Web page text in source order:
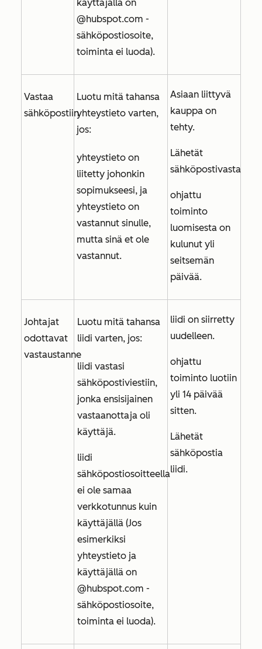
käyttäjällä on
@hubspot.com -
sähköpostiosoite,
toiminta ei luoda).
Vastaa
sähköpostiin
Luotu mitä tahansa
yhteystieto varten,
jos:
yhteystieto on
liitetty johonkin
sopimukseesi, ja
yhteystieto on
vastannut sinulle,
mutta sinä et ole
vastannut.
Asiaan liittyvä
kauppa on
tehty.
Lähetät
ohjattu
toiminto
luomisesta on
kulunut yli
seitsemän
päivää.
Johtajat
odottavat
vastaustanne
Luotu mitä tahansa
liidi varten, jos:
liidi vastasi
sähköpostiviestiin,
jonka ensisijainen
vastaanottaja oli
käyttäjä.
liidi
sähköpostiosoitteella
ei ole samaa
verkkotunnus kuin
käyttäjällä (Jos
esimerkiksi
yhteystieto ja
käyttäjällä on
@hubspot.com -
sähköpostiosoite,
toiminta ei luoda).
liidi on siirretty
uudelleen.
ohjattu
toiminto luotiin
yli 14 päivää
sitten.
Lähetät
sähköpostia
liidi.